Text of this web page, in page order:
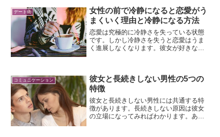
に魅力を感じない原因を知り、改善して
いきましょう。
デート術
女性の前で冷静になると恋愛がう
まくいく理由と冷静になる方法
恋愛は究極的に冷静さを失っている状態
です。しかし冷静さを失うと恋愛はうま
く進展しなくなります。彼女が好きなら
コミュニケーション
彼女と長続きしない男性の5つの
特徴
彼女と長続きしない男性には共通する特
徴があります。長続きしない原因は彼女
の立場になってみればわかります。あな